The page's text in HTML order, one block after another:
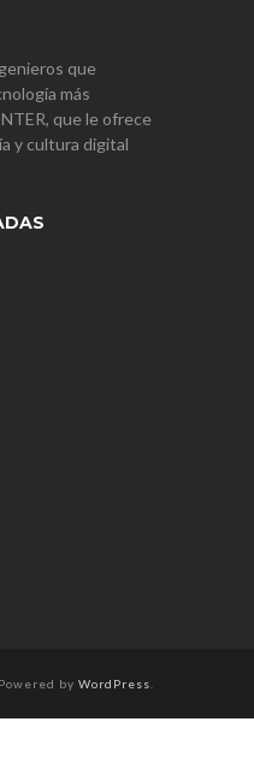
que
más
que le ofrece
y cultura digital
Powered by WordPress